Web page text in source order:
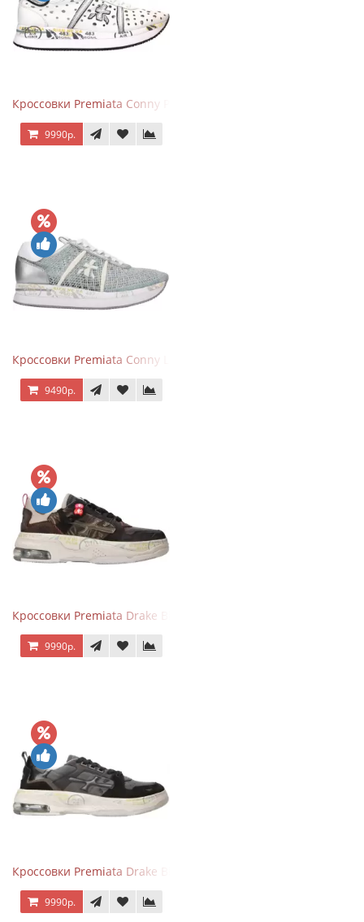
Кроссовки Premiata Conny Perforated White
9990р.
Кроссовки Premiata Conny Lace Blue Silver
9490р.
Кроссовки Premiata Drake Black Brown
9990р.
Кроссовки Premiata Drake Black Gray
9990р.